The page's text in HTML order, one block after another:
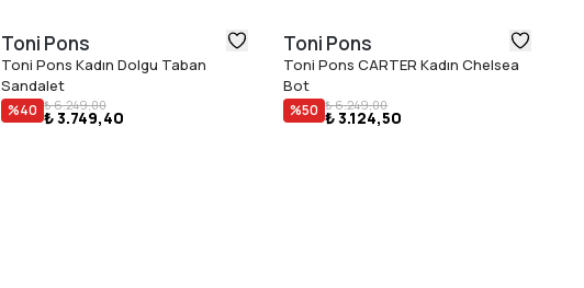
Toni Pons
Toni Pons Kadın Dolgu Taban
Sandalet
%40 ₺ 6.249,00
₺ 3.749,40
Toni Pons
Toni Pons CARTER Kadın Chelsea
Bot
%50 ₺ 6.249,00
₺ 3.124,50